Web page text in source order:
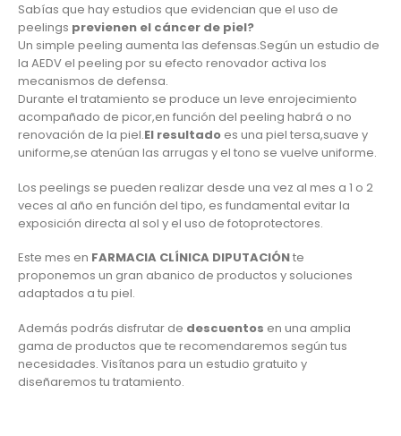
Sabías que hay estudios que evidencian que el uso de
peelings previenen el cáncer de piel?
Un simple peeling aumenta las defensas.Según un estudio de
la AEDV el peeling por su efecto renovador activa los
mecanismos de defensa.
Durante el tratamiento se produce un leve enrojecimiento
acompañado de picor,en función del peeling habrá o no
renovación de la piel.El resultado es una piel tersa,suave y
uniforme,se atenúan las arrugas y el tono se vuelve uniforme.
Los peelings se pueden realizar desde una vez al mes a 1 o 2
veces al año en función del tipo, es fundamental evitar la
exposición directa al sol y el uso de fotoprotectores.
Este mes en FARMACIA CLÍNICA DIPUTACIÓNte
proponemos un gran abanico de productos y soluciones
adaptados a tu piel.
Además podrás disfrutar de descuentos en una amplia
gama de productos que te recomendaremos según tus
necesidades. Visítanos para un estudio gratuito y
diseñaremos tu tratamiento.